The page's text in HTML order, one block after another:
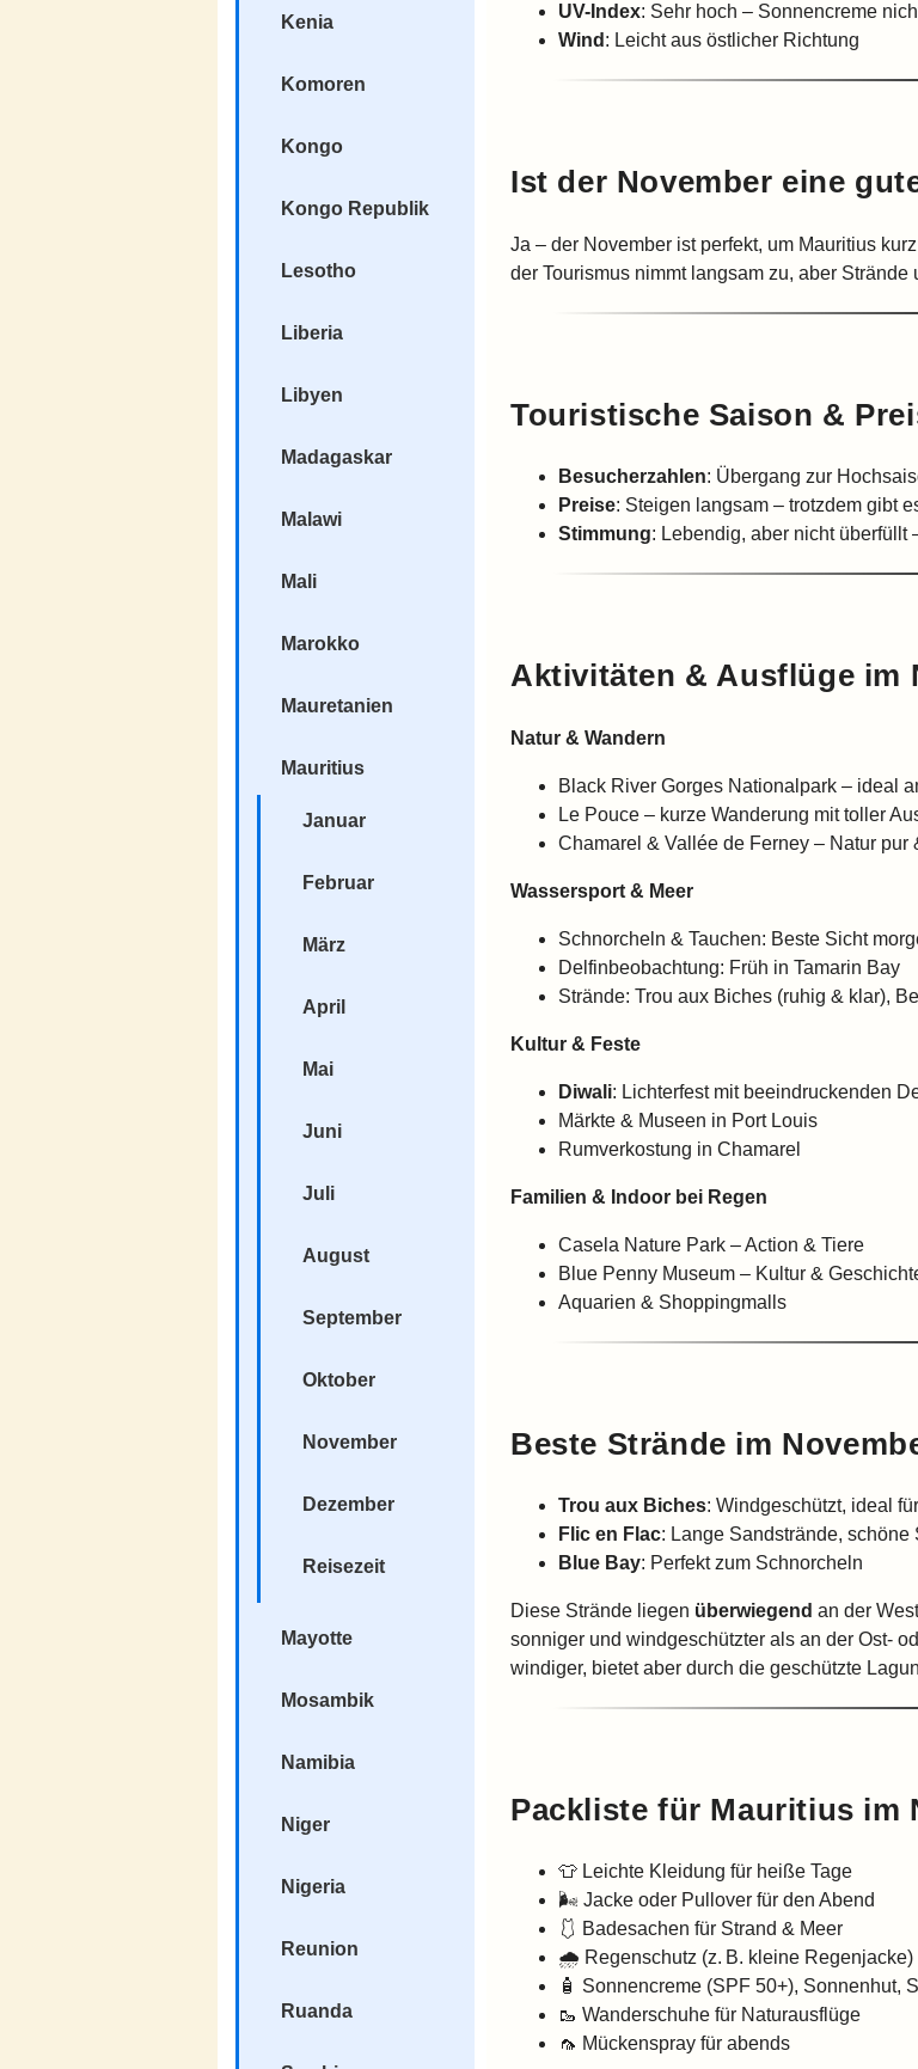
Kenia
Komoren
Kongo
Kongo Republik
Lesotho
Liberia
Libyen
Madagaskar
Malawi
Mali
Marokko
Mauretanien
Mauritius
Januar
Februar
März
April
Mai
Juni
Juli
August
September
Oktober
November
Dezember
Reisezeit
Mayotte
Mosambik
Namibia
Niger
Nigeria
Reunion
Ruanda
UV-Index: Sehr hoch – Sonnencreme
Wind : Leicht aus östlicher Richtung
Ist der November eine
Ja – der November ist perfekt, um Mauritius
der Tourismus nimmt langsam zu, aber
Touristische Saison &
Besucherzahlen: Übergang zur
Preise: Steigen langsam – trotzdem gibt
Stimmung: Lebendig, aber nicht überfüllt
Aktivitäten & Ausflüge im
Natur & Wandern
Black River Gorges Nationalpark – ideal
Le Pouce – kurze Wanderung mit toller
Chamarel & Vallée de Ferney – Natur pur
Wassersport & Meer
Schnorcheln & Tauchen: Beste Sicht
Delfinbeobachtung: Früh in Tamarin Bay
Strände: Trou aux Biches (ruhig & klar),
Kultur & Feste
Diwali: Lichterfest mit beeindruckenden
Märkte & Museen in Port Louis
Rumverkostung in Chamarel
Familien & Indoor bei Regen
Casela Nature Park – Action & Tiere
Blue Penny Museum – Kultur &
Aquarien & Shoppingmalls
Beste Strände im
Trou aux Biches: Windgeschützt, ideal
Flic en Flac: Lange Sandstrände, schöne
Blue Bay: Perfekt zum Schnorcheln
Diese Strände liegen überwiegend an der
sonniger und windgeschützter als an der Ost-
windiger, bietet aber durch die geschützte
Packliste für Mauritius im
👕 Leichte Kleidung für heiße Tage
🌬️ Jacke oder Pullover für den Abend
🩱 Badesachen für Strand & Meer
🌧️ Regenschutz (z. B. kleine Regenjacke)
🧴 Sonnencreme (SPF 50+), Sonnenhut,
🥾 Wanderschuhe für Naturausflüge
🦟 Mückenspray für abends